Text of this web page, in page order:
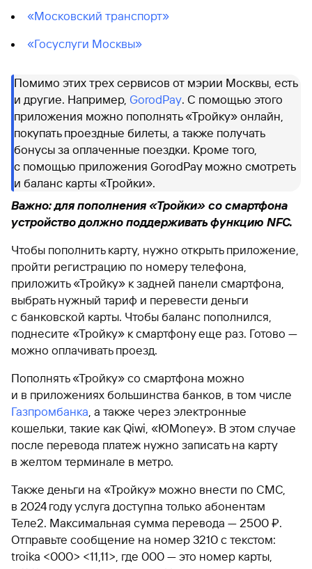
«Московский транспорт»
«Госуслуги Москвы»
Помимо этих трех сервисов от мэрии Москвы, есть
и другие. Например, GorodPay. С помощью этого
приложения можно пополнять «Тройку» онлайн,
покупать проездные билеты, а также получать
бонусы за оплаченные поездки. Кроме того,
с помощью приложения GorodPay можно смотреть
и баланс карты «Тройки».
Важно: для пополнения «Тройки» со смартфона
устройство должно поддерживать функцию NFC.
Чтобы пополнить карту, нужно открыть приложение,
пройти регистрацию по номеру телефона,
приложить «Тройку» к задней панели смартфона,
выбрать нужный тариф и перевести деньги
с банковской карты. Чтобы баланс пополнился,
поднесите «Тройку» к смартфону еще раз. Готово —
можно оплачивать проезд.
Пополнять «Тройку» со смартфона можно
и в приложениях большинства банков, в том числе
Газпромбанка , а также через электронные
кошельки, такие как Qiwi, «ЮМoney». В этом случае
после перевода платеж нужно записать на карту
в желтом терминале в метро.
Также деньги на «Тройку» можно внести по СМС,
в 2024 году услуга доступна только абонентам
Теле2. Максимальная сумма перевода — 2500 ₽.
Отправьте сообщение на номер 3210 с текстом:
troika <000> <11,11>, где 000 — это номер карты,